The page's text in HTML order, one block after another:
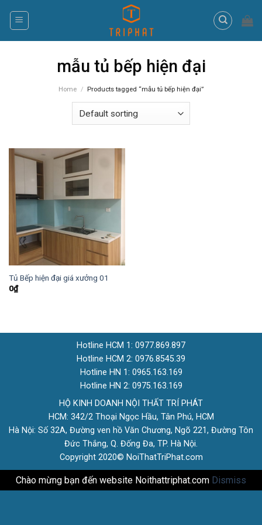
mẫu tủ bếp hiện đại
Home / Products tagged “mẫu tủ bếp hiện đại”
Tủ Bếp hiện đại giá xưởng 01
0₫
Hotline HCM 1: 0977.869.897
Hotline HCM 2: 0976.8545.39
Hotline HN 1: 0965.163.169
Hotline HN 2: 0975.163.169
HỘ KINH DOANH NỘI THẤT TRÍ PHÁT
HCM: 342/2 Thoại Ngọc Hầu, Tân Phú, HCM
Hà Nội: Số 32A, Đường ven hồ Văn Chương, Ngõ 221, Đường Tôn
Đức Thắng, Q. Đống Đa, TP. Hà Nội.
Copyright 2020© NoiThatTriPhat.com
Chào mừng bạn đến website Noithattriphat.com Dismiss